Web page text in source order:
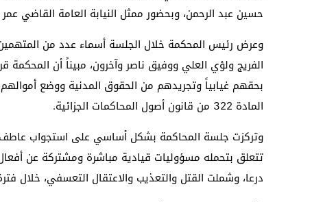
حسين عبد الرحمن، وبحضور ممثل النيابة العامة القاضي
وعرض رئيس المحكمة خلال الجلسة أسماء عدد من
الفريج ولؤي العلي ووفيق ناصر وآخرون، مبيناً أن
بحقهم غيابياً وتجريدهم من الحقوق المدنية ووضع
المادة 322 من قانون أصول المحاكمات الجزائية.
وتركزت جلسة المحاكمة بشكل أساسي على استجواب عاطف
تتعلق بتحمله مسؤوليات قيادية مباشرة ومشتركة عن
درعا، وشملت القتل والتعذيب والاعتقال التعسفي، خلال